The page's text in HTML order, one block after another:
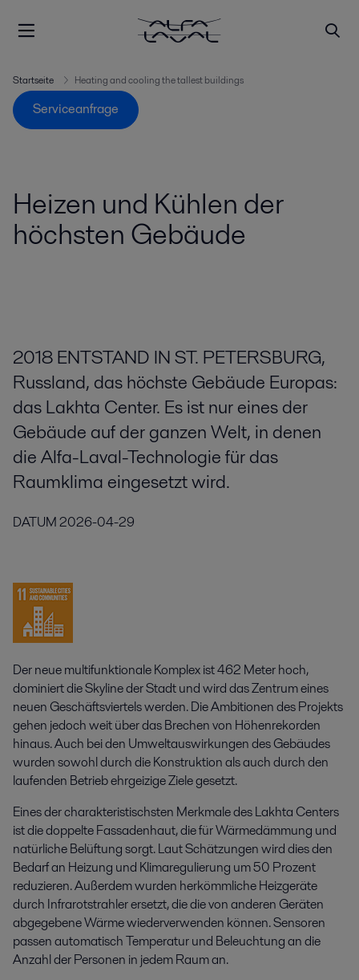
Startseite Heating and cooling the tallest buildings
Serviceanfrage
Heizen und Kühlen der
höchsten Gebäude
2018 ENTSTAND IN ST. PETERSBURG,
Russland, das höchste Gebäude Europas:
das Lakhta Center. Es ist nur eines der
Gebäude auf der ganzen Welt, in denen
die Alfa-Laval-Technologie für das
Raumklima eingesetzt wird.
DATUM2026-04-29
Der neue multifunktionale Komplex ist 462 Meter hoch,
dominiert die Skyline der Stadt und wird das Zentrum eines
neuen Geschäftsviertels werden. Die Ambitionen des Projekts
gehen jedoch weit über das Brechen von Höhenrekorden
hinaus. Auch bei den Umweltauswirkungen des Gebäudes
wurden sowohl durch die Konstruktion als auch durch den
laufenden Betrieb ehrgeizige Ziele gesetzt.
Eines der charakteristischsten Merkmale des Lakhta Centers
ist die doppelte Fassadenhaut, die für Wärmedämmung und
natürliche Belüftung sorgt. Laut Schätzungen wird dies den
Bedarf an Heizung und Klimaregulierung um 50 Prozent
reduzieren. Außerdem wurden herkömmliche Heizgeräte
durch Infrarotstrahler ersetzt, die die von anderen Geräten
abgegebene Wärme wiederverwenden können. Sensoren
passen automatisch Temperatur und Beleuchtung an die
Anzahl der Personen in jedem Raum an.